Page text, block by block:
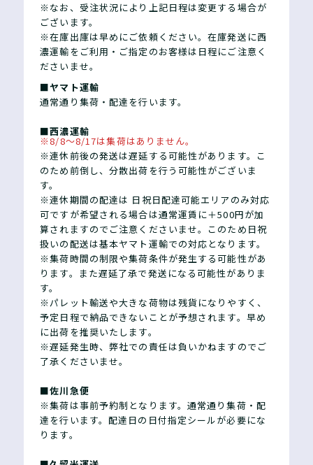
※なお、受注状況により上記日程は変更する場合が
ございます。
※在庫出庫は早めにご依頼ください。在庫発送に西
濃運輸をご利用・ご指定のお客様は日程にご注意く
ださいませ。
■ヤマト運輸
通常通り集荷・配達を行います。
■西濃運輸
※8/8～8/17は集荷はありません。
※連休前後の発送は遅延する可能性があります。こ
のため前倒し、分散出荷を行う可能性がございま
す。
※連休期間の配達は 日祝日配達可能エリアのみ対応
可ですが希望される場合は通常運賃に＋500円が加
算されますのでご注意くださいませ。このため日祝
扱いの配送は基本ヤマト運輸での対応となります。
※集荷時間の制限や集荷条件が発生する可能性があ
ります。また遅延了承で発送になる可能性がありま
す。
※パレット輸送や大きな荷物は残貨になりやすく、
予定日程で納品できないことが予想されます。早め
に出荷を推奨いたします。
※遅延発生時、弊社での責任は負いかねますのでご
了承くださいませ。
■佐川急便
※集荷は事前予約制となります。通常通り集荷・配
達を行います。配達日の日付指定シールが必要にな
ります。